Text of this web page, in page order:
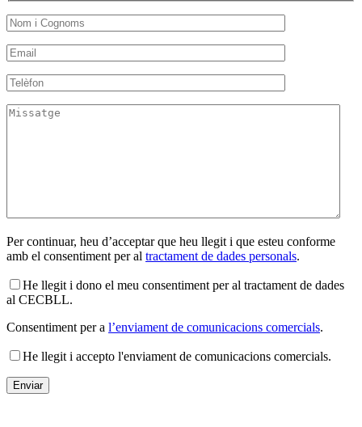
Per continuar, heu d’acceptar que heu llegit i que esteu conforme
amb el consentiment per al tractament de dades personals.
He llegit i dono el meu consentiment per al tractament de dades
al CECBLL.
Consentiment per a l’enviament de comunicacions comercials.
He llegit i accepto l'enviament de comunicacions comercials.